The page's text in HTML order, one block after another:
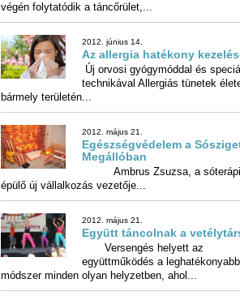
végén folytatódik a táncőrület,...
2012. június 14.
Az allergia hatékony
Új orvosi gyógymóddal és
technikával Allergiás tünetek
bármely területén...
2012. május 21.
Egészségvédelem a
Megállóban
Ambrus Zsuzsa, a
épülő új vállalkozás vezetője...
2012. május 21.
Együtt táncolnak a
Versengés helyett az
együttműködés a leghatékonyabb
módszer minden olyan helyzetben, ahol...